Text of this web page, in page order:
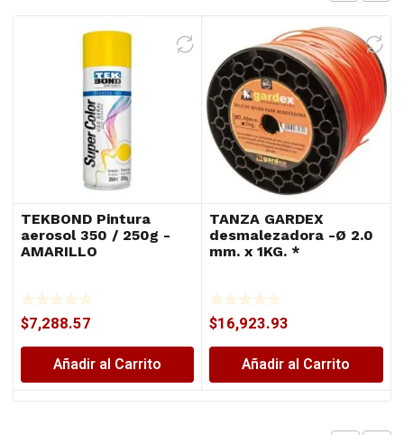
TEKBOND Pintura
aerosol 350 / 250g -
AMARILLO
$7,288.57
Añadir al Carrito
TANZA GARDEX
desmalezadora -Ø 2.0
mm. x 1KG. *
$16,923.93
Añadir al Carrito